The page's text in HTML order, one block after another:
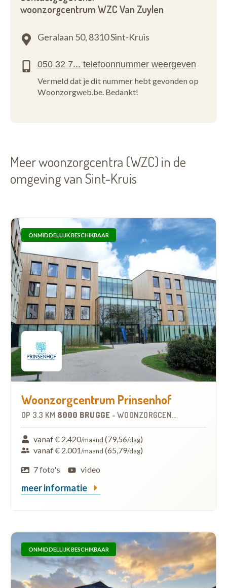
woonzorgcentrum WZC Van Zuylen
Geralaan 50, 8310 Sint-Kruis
Vermeld dat je dit nummer hebt gevonden op
Woonzorgweb.be. Bedankt!
Meer woonzorgcentra (WZC) in de
omgeving van Sint-Kruis
ONMIDDELLIJK BESCHIKBAAR
Woonzorgcentrum Prinsenhof
OP 3.3 KM 8000 BRUGGE - WOONZORGCENTRUM (WZC)
vanaf € 2.420/maand (79,56/dag)
vanaf € 2.001/maand (65,79/dag)
7 foto's
video
meer informatie
ONMIDDELLIJK BESCHIKBAAR